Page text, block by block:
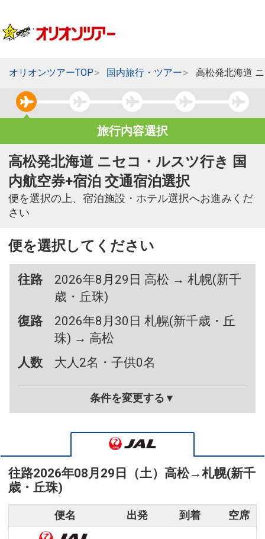
オリオンツアーTOP 国内旅行・ツアー 高松発北海道
旅行内容選択
高松発北海道 ニセコ・ルスツ行き 国
内航空券+宿泊 交通宿泊選択
便を選択の上、宿泊施設・ホテル選択へお進みくだ
さい
便を選択してください
往路
2026年8月29日 高松 → 札幌(新千
歳・丘珠)
復路
2026年8月30日 札幌(新千歳・丘
珠) → 高松
人数
大人2名・子供0名
条件を変更する▼
往路2026年08月29日（土） 高松→札幌(新千
歳・丘珠)
便名 出発 到着 空席